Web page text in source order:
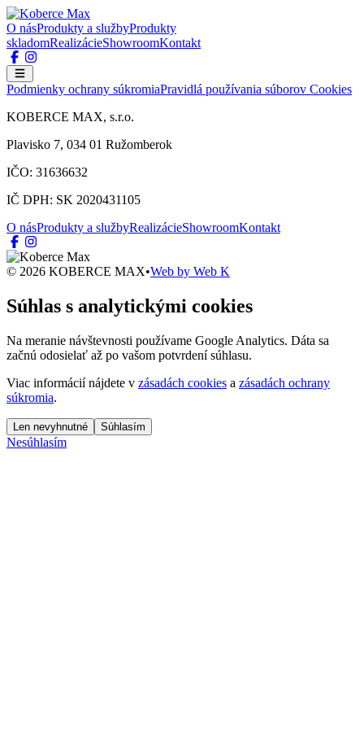
O násProdukty a službyProdukty
skladomRealizácieShowroomKontakt
Podmienky ochrany súkromiaPravidlá používania súborov Cookies
KOBERCE MAX, s.r.o.
Plavisko 7, 034 01 Ružomberok
IČO: 31636632
IČ DPH: SK 2020431105
O násProdukty a službyRealizácieShowroomKontakt
© 2026 KOBERCE MAX•Web by Web K
Súhlas s analytickými cookies
Na meranie návštevnosti používame Google Analytics. Dáta sa
začnú odosielať až po vašom potvrdení súhlasu.
Viac informácií nájdete v zásadách cookies a zásadách ochrany
súkromia.
Len nevyhnutné Súhlasím
Nesúhlasím